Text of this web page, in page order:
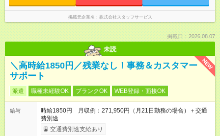
掲載元企業名 株式会社スタッフサービス
掲載日：2026.08.07
未読
NEW
＼高時給1850円／残業なし！事務＆カスタマー
サポート
派遣 職種未経験OK ブランクOK WEB登録・面接OK
給与
時給1850円 月収例：271,950円（月21日勤務の場合）＋交通
費別途
交通費別途支給あり